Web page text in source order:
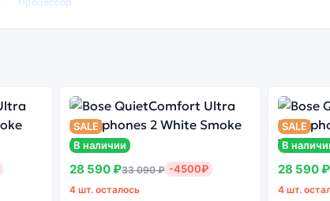
Количество ядер:
Фотокамера
Фотокамера МПикс:
SALE
В наличии
28 590 ₽33 090 ₽ -4500₽
4 шт. осталось
SALE
В
28 590 ₽
4 шт.